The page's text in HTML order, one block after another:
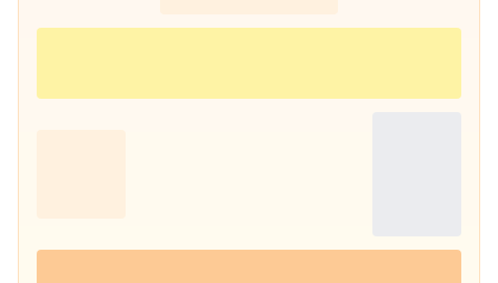
प्रभात खबर से जुड़ने के बाद कई बड़े चुनाव कवर करने का अनुभव मिला. 2014,
और राजनीतिक हलचल को करीब से समझना रिपोर्टिंग की खास पहचान रही है. 📩